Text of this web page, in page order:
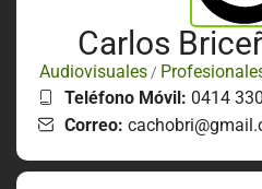
Carlos
Audiovisuales/
Teléfono Móvil: 0414
Correo: